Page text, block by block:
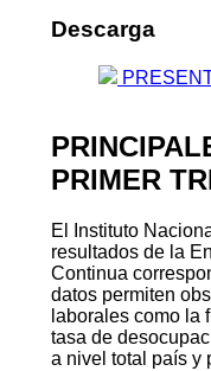
Descarga
PRIMER
El Instituto
resultados de la
Continua
datos permiten
laborales como la
tasa de
a nivel total país y